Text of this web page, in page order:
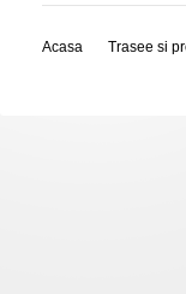
Acasa Trasee si